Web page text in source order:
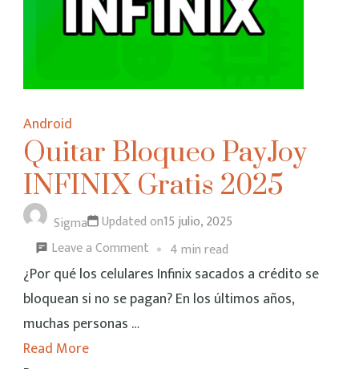
Android
Quitar Bloqueo PayJoy
INFINIX Gratis 2025
Sigma Updated on15 julio, 2025
Leave a Commenton
Quitar
Bloqueo
4 min read
¿Por qué los celulares Infinix sacados a crédito se
bloquean si no se pagan? En los últimos años,
muchas personas …
Read More